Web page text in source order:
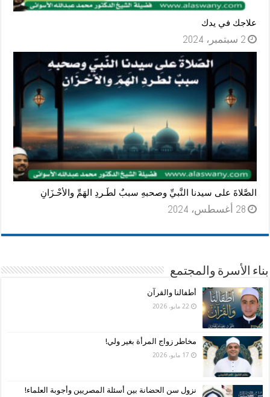
علاجك في يدك
2 سبتمبر، 2024
الصَّلاةَ على سيدنا النَّبيِّ وصحبهِ سببٌ لطَـردِ الهَمِّ والأحْـزَانِ
28 أغسطس، 2024
بناء الأسرة والمجتمع
أطفالنا والقرآن
22 مايو، 2026
مخاطر زواج المرأة بغير ولي!
17 مايو، 2026
نزول سن الحضانة بين أسئلة المصريين وأجوبة العلماء!